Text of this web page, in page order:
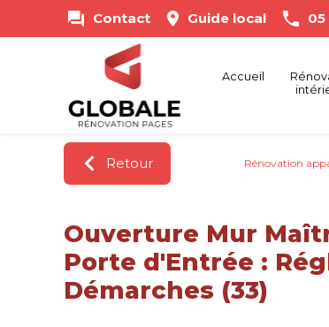
Contact Guide local 05
Accueil
Rénovation
Retour
Ouverture Mur
Porte d'Entrée :
Démarches (33)
Panneau de gestion des cookies